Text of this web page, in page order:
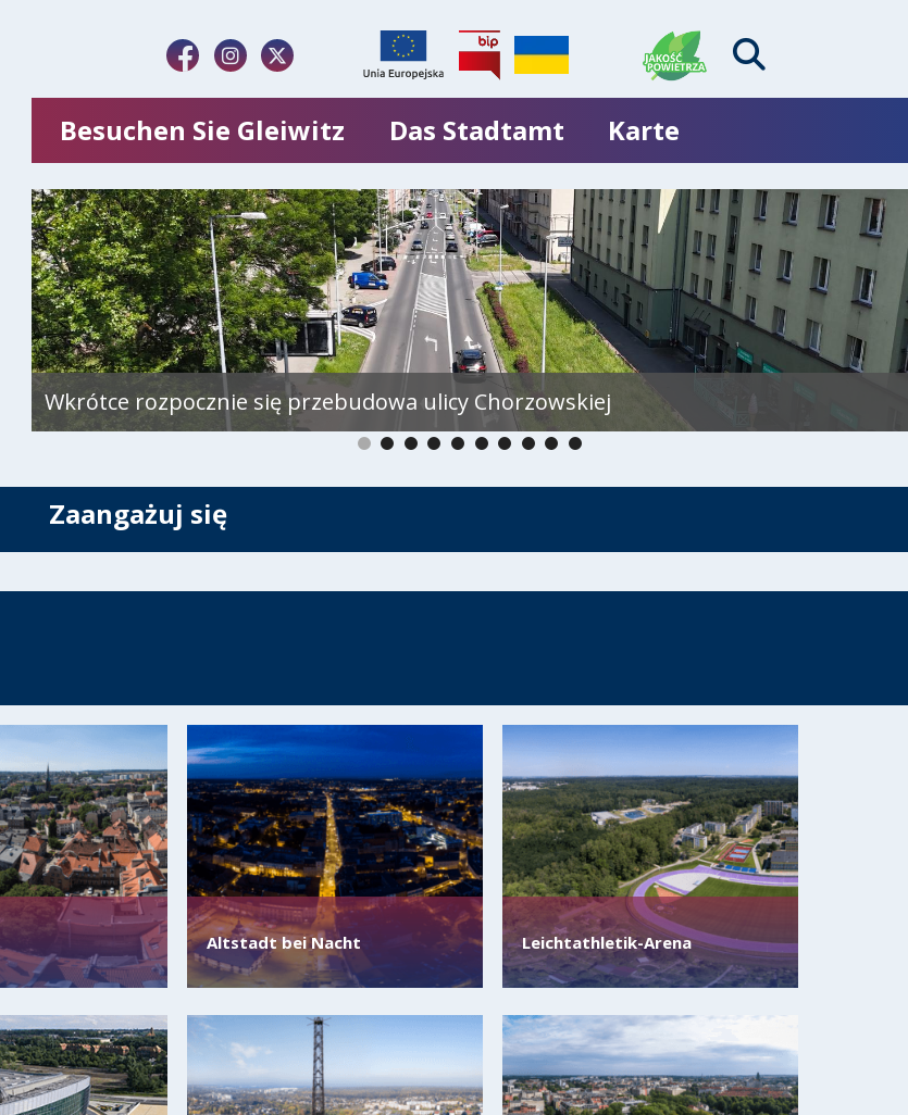
Besuchen Sie Gleiwitz Das Stadtamt Karte
Wkrótce rozpocznie się przebudowa ulicy Chorzowskiej
Zaangażuj się
Altstadt bei Nacht Leichtathletik-Arena